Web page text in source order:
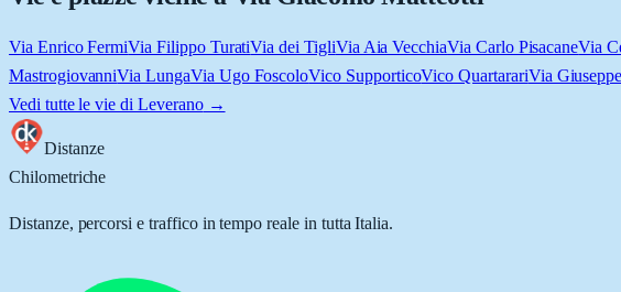
Via Enrico FermiVia Filippo TuratiVia dei TigliVia Aia VecchiaVia Carlo PisacaneVia
MastrogiovanniVia LungaVia Ugo FoscoloVico SupporticoVico QuartarariVia
Vedi tutte le vie di Leverano→
Distanze
Chilometriche
Distanze, percorsi e traffico in tempo reale in tutta Italia.